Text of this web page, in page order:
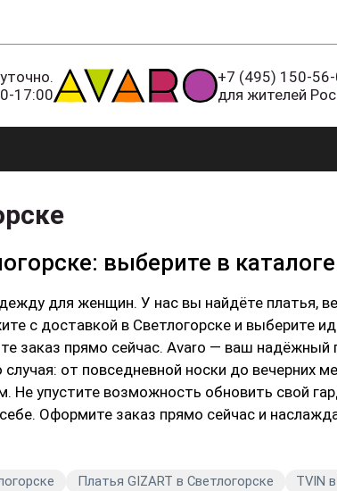
17:00
+7 (495) 150-
для жителей
выберите в
для женщин. У нас вы найдёте платья,
с доставкой в Светлогорске и выберите
сейчас. Avaro — ваш надёжный партнёр в
от повседневной носки до вечерних
Не упустите возможность обновить свой
Оформите заказ прямо сейчас и
Платья GIZART в Светлогорске TVIN